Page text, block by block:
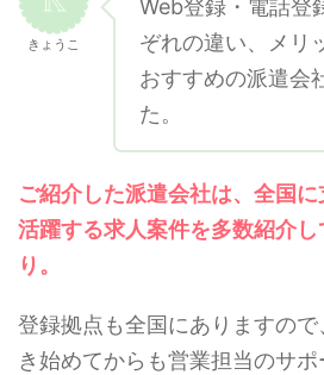
きょうこ
Web登録・電話登
ぞれの違い、メリ
おすすめの派遣会
た。
ご紹介した派遣会社は、全国
活躍する求人案件を多数紹介
り。
登録拠点も全国にありますの
き始めてからも営業担当のサ